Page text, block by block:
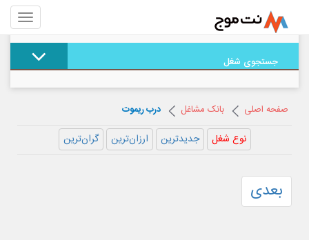
جستجوی شغل
صفحه اصلی بانک مشاغل درب ریموت
نوع شغل جدیدترین ارزان‌ترین گران‌ترین
بعدی